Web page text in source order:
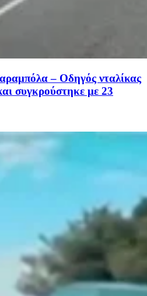
– Οδηγός νταλίκας
συγκρούστηκε με 23